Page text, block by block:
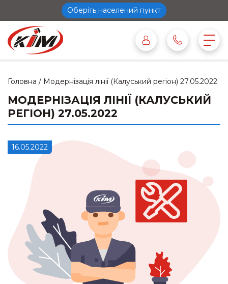
Оберіть населений пункт
Головна / Модернізація лінії (Калуський регіон) 27.05.2022
МОДЕРНІЗАЦІЯ ЛІНІЇ (КАЛУСЬКИЙ
РЕГІОН) 27.05.2022
16.05.2022